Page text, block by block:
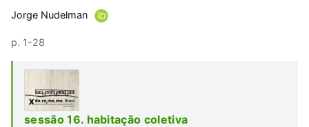
Jorge Nudelman
p. 1-28
sessão 16. habitação coletiva